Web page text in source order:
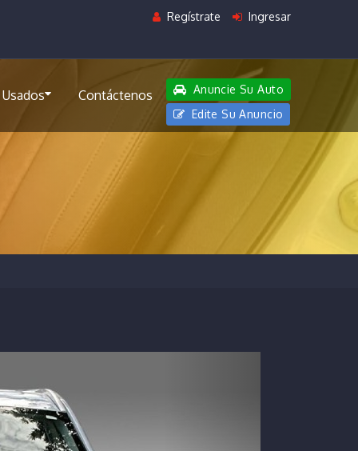
Regístrate Ingresar
Contáctenos
Anuncie Su Auto
Edite Su Anuncio